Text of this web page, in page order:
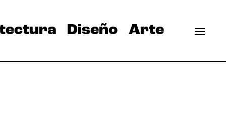
Diseño Arte